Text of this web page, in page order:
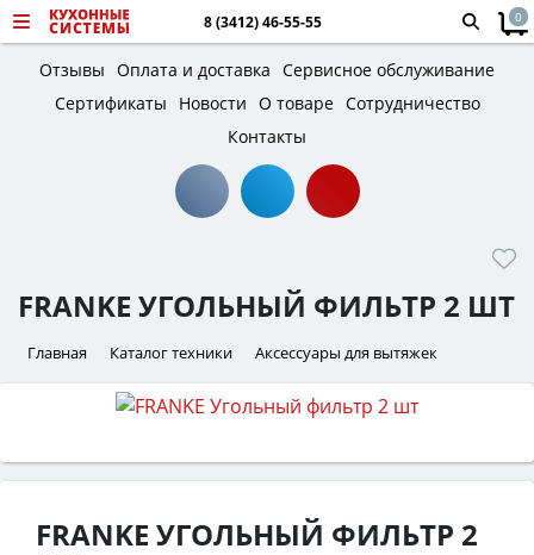
8 (3412) 46-55-55 0
Отзывы Оплата и доставка Сервисное обслуживание
Сертификаты
Новости О товаре Сотрудничество
Контакты
FRANKE УГОЛЬНЫЙ ФИЛЬТР 2 ШТ
Главная Каталог техники Аксессуары для вытяжек
FRANKE УГОЛЬНЫЙ ФИЛЬТР 2